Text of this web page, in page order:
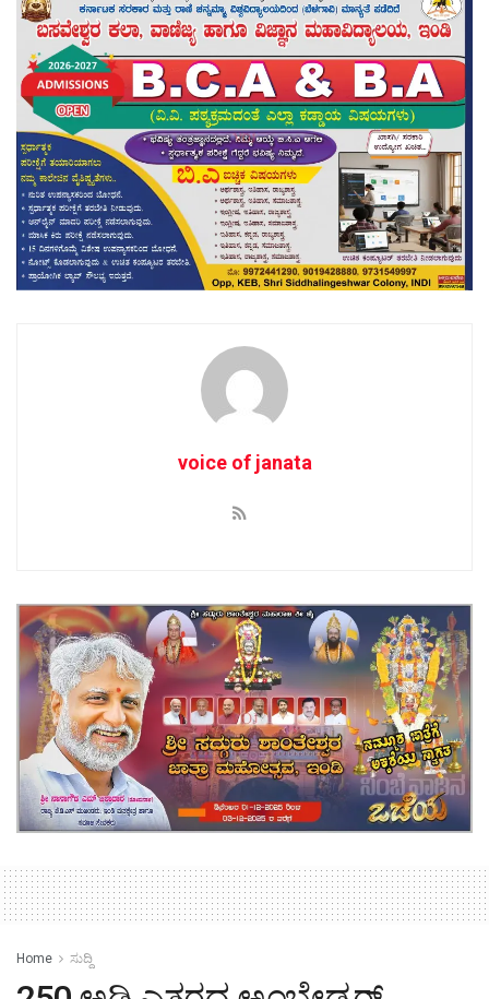
voice of janata
Home ಸುದ್ದಿ